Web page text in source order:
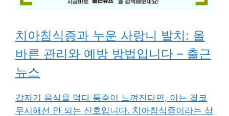
치아침식증과 누운 사랑니 발치: 올
바른 관리와 예방 방법입니다 – 출근
뉴스
갑자기 음식을 먹다 통증이 느껴진다면, 이는 결코
무시해선 안 되는 신호입니다. 치아침식증이라는 상